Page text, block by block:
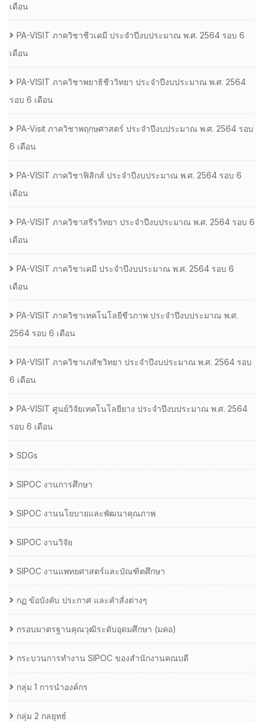
เดือน
PA-VISIT ภาควิชาชีวเคมี ประจำปีงบประมาณ พ.ศ. 2564 รอบ 6
เดือน
PA-VISIT ภาควิชาพยาธิชีววิทยา ประจำปีงบประมาณ พ.ศ. 2564
รอบ 6 เดือน
PA-Visit ภาควิชาพฤกษศาสตร์ ประจำปีงบประมาณ พ.ศ. 2564 รอบ
6 เดือน
PA-VISIT ภาควิชาฟิสิกส์ ประจำปีงบประมาณ พ.ศ. 2564 รอบ 6
เดือน
PA-VISIT ภาควิชาสรีรวิทยา ประจำปีงบประมาณ พ.ศ. 2564 รอบ 6
เดือน
PA-VISIT ภาควิชาเคมี ประจำปีงบประมาณ พ.ศ. 2564 รอบ 6
เดือน
PA-VISIT ภาควิชาเทคโนโลยีชีวภาพ ประจำปีงบประมาณ พ.ศ.
2564 รอบ 6 เดือน
PA-VISIT ภาควิชาเภสัชวิทยา ประจำปีงบประมาณ พ.ศ. 2564 รอบ
6 เดือน
PA-VISIT ศูนย์วิจัยเทคโนโลยียาง ประจำปีงบประมาณ พ.ศ. 2564
รอบ 6 เดือน
SDGs
SIPOC งานการศึกษา
SIPOC งานนโยบายและพัฒนาคุณภาพ
SIPOC งานวิจัย
SIPOC งานแพทยศาสตร์และบัณฑิตศึกษา
กฏ ข้อบังคับ ประกาศ และคำสั่งต่างๆ
กรอบมาตรฐานคุณวุฒิระดับอุดมศึกษา (มคอ)
กระบวนการทำงาน SIPOC ของสำนักงานคณบดี
กลุ่ม 1 การนำองค์กร
กลุ่ม 2 กลยุทธ์